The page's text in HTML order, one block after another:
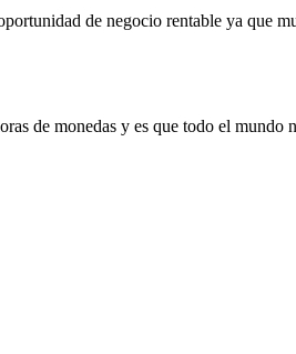
de negocio rentable ya que
de monedas y es que todo el mundo